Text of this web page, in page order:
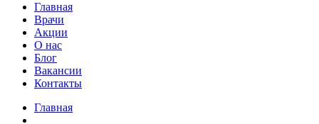
Главная
Врачи
Акции
О нас
Блог
Вакансии
Контакты
Главная